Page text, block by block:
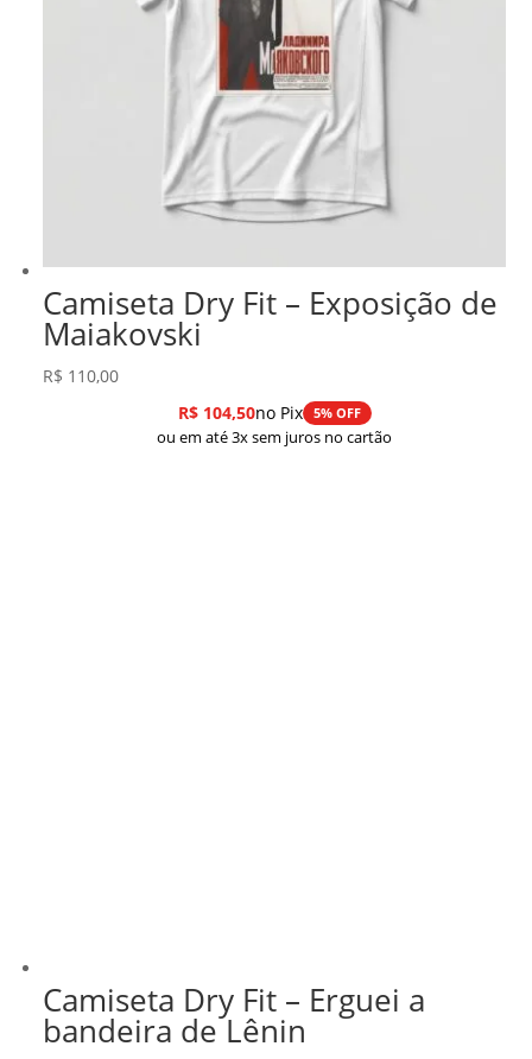
Camiseta Dry Fit – Exposição de
Maiakovski
R$ 110,00
R$104,50no Pix 5% OFF
ou em até 3x sem juros no cartão
Camiseta Dry Fit – Erguei a
bandeira de Lênin